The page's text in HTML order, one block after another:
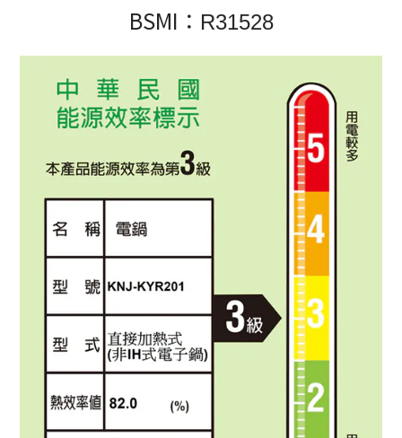
BSMI： R31528